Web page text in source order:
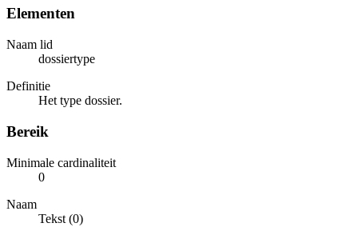
Elementen
Naam lid
dossiertype
Definitie
Het type dossier.
Bereik
Minimale cardinaliteit
0
Naam
Tekst (0)